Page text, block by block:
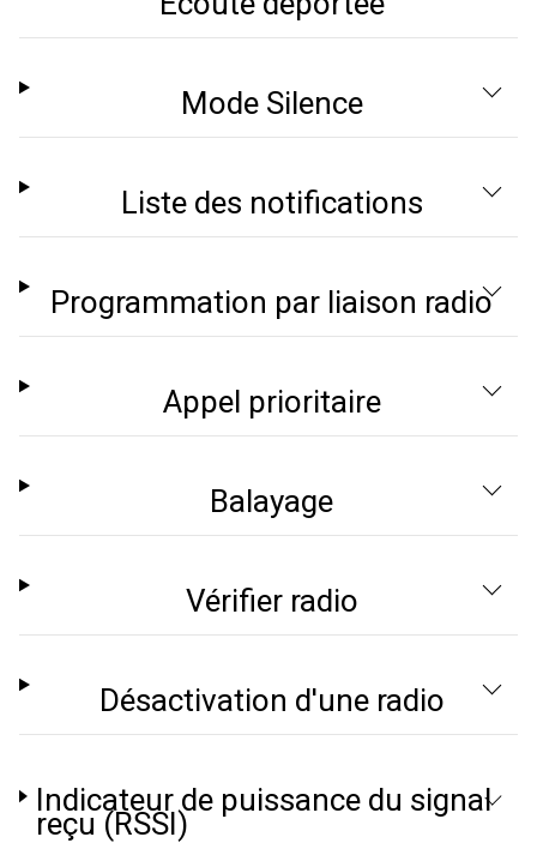
Mode Silence
Liste des notifications
Programmation par liaison radio
Appel prioritaire
Balayage
Vérifier radio
Désactivation d'une radio
Indicateur de puissance du signal
reçu (RSSI)